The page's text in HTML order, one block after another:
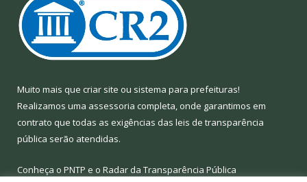
Muito mais que criar site ou sistema para prefeituras!
Realizamos uma assessoria completa, onde garantimos em
contrato que todas as exigências das leis de transparência
pública serão atendidas.
Conheça o PNTP e o Radar da Transparência Pública